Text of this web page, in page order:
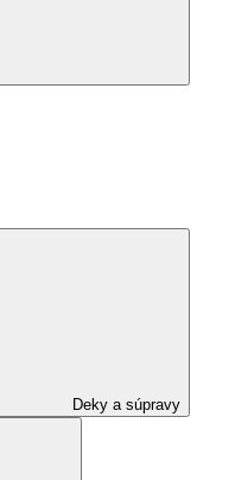
Deky a súpravy